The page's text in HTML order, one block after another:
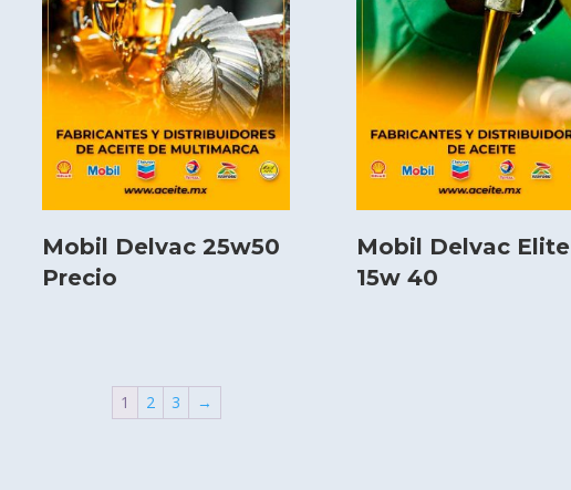
Mobil Delvac 25w50
Precio
Mobil Delvac Elite
15w 40
1 2 3 →